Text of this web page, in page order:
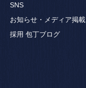
SNS
お知らせ・メディア掲載
採用 包丁ブログ